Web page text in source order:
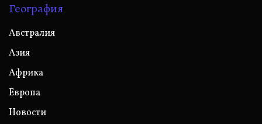
География
Австралия
Азия
Африка
Европа
Новости